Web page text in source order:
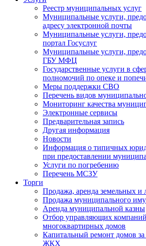
Реестр муниципальных услуг
Муниципальные услуги,
адресу электронной почты
Муниципальные услуги,
портал Госуслуг
Муниципальные услуги,
ГБУ МФЦ
Государственные услуги в
полномочий по опеке и
Меры поддержки СВО
Перечень видов
Мониторинг качества
Электронные сервисы
Предварительная запись
Другая информация
Новости
Информация о типичных
при предоставлении
Услуги по погребению
Перечень МСЗУ
Торги
Продажа, аренда земельных и
Продажа муниципального
Аренда муниципальной казны
Отбор управляющих
многоквартирных домов
Капитальный ремонт домов за
ЖКХ